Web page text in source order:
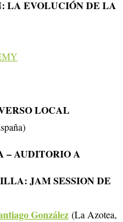
LA EVOLUCIÓN DE LA
LOCAL
– AUDITORIO A
JAM SESSION DE
González (La Azotea,